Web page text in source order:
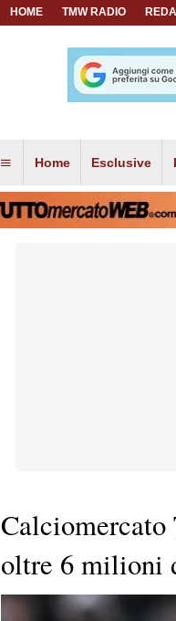
HOME TMW RADIO
Home Esclusive
Calciomercato
oltre 6 milioni